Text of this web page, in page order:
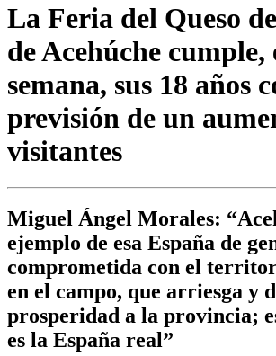
La Feria del Queso
de Acehúche cumple,
semana, sus 18 años
previsión de un
visitantes
Miguel Ángel Morales:
ejemplo de esa España de
comprometida con el
en el campo, que arriesga y
prosperidad a la provincia;
es la España real”